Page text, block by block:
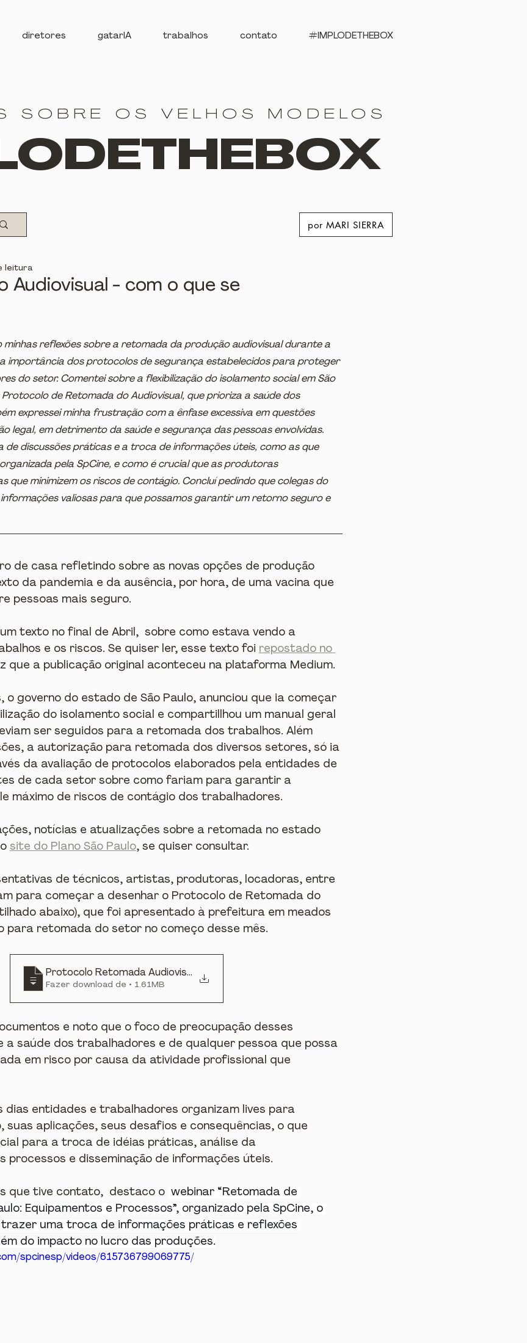
diretores gatarIA trabalhos contato #IMPLODETHEBOX
SOBRE OS VELHOS MODELOS
por MARI SIERRA
Audiovisual - com o que se
leitura
minhas reflexões sobre a retomada da produção audiovisual durante a
importância dos protocolos de segurança estabelecidos para proteger
do setor. Comentei sobre a flexibilização do isolamento social em São
Protocolo de Retomada do Audiovisual, que prioriza a saúde dos
expressei minha frustração com a ênfase excessiva em questões
legal, em detrimento da saúde e segurança das pessoas envolvidas.
de discussões práticas e a troca de informações úteis, como as que
pela SpCine, e como é crucial que as produtoras
que minimizem os riscos de contágio. Concluí pedindo que colegas do
valiosas para que possamos garantir um retorno seguro e
de casa refletindo sobre as novas opções de produção
da pandemia e da ausência, por hora, de uma vacina que
pessoas mais seguro.
texto no final de Abril,  sobre como estava vendo a
e os riscos. Se quiser ler, esse texto foi repostado no
que a publicação original aconteceu na plataforma Medium.
o governo do estado de São Paulo, anunciou que ia começar
do isolamento social e compartillhou um manual geral
ser seguidos para a retomada dos trabalhos. Além
a autorização para retomada dos diversos setores, só ia
da avaliação de protocolos elaborados pela entidades de
de cada setor sobre como fariam para garantir a
máximo de riscos de contágio dos trabalhadores.
notícias e atualizações sobre a retomada no estado
site do Plano São Paulo, se quiser consultar.
de técnicos, artistas, produtoras, locadoras, entre
para começar a desenhar o Protocolo de Retomada do
abaixo), que foi apresentado à prefeitura em meados
para retomada do setor no começo desse mês.
Protocolo Retomada Audiovisual SP
Fazer download de • 1.61MB
e noto que o foco de preocupação desses
a saúde dos trabalhadores e de qualquer pessoa que possa
em risco por causa da atividade profissional que
dias entidades e trabalhadores organizam lives para
aplicações, seus desafios e consequências, o que
para a troca de idéias práticas, análise da
processos e disseminação de informações úteis.
que tive contato,  destaco o webinar “Retomada de
Equipamentos e Processos”, organizado pela SpCine, o
uma troca de informações práticas e reflexões
do impacto no lucro das produções.
spcinesp/videos/615736799069775/